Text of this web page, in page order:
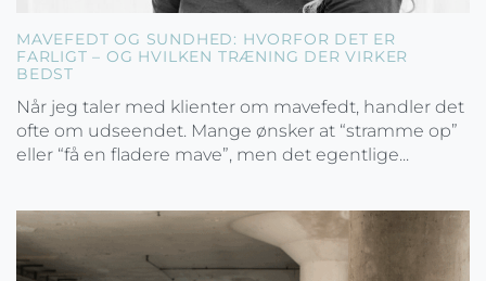
MAVEFEDT OG SUNDHED: HVORFOR DET ER
FARLIGT – OG HVILKEN TRÆNING DER VIRKER
BEDST
Når jeg taler med klienter om mavefedt, handler det
ofte om udseendet. Mange ønsker at “stramme op”
eller “få en fladere mave”, men det egentlige...